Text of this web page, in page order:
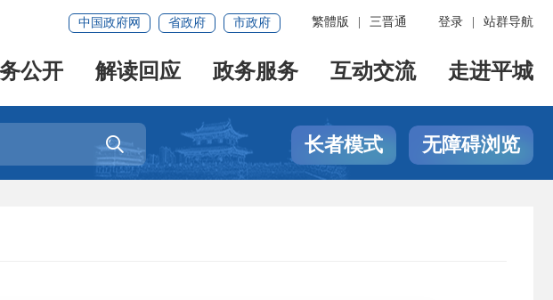
登录 站群导航
繁體版 三晋通
中国政府网 省政府 市政府
公开 解读回应 政务服务 互动交流 走进平城
 长者模式 无障碍浏览